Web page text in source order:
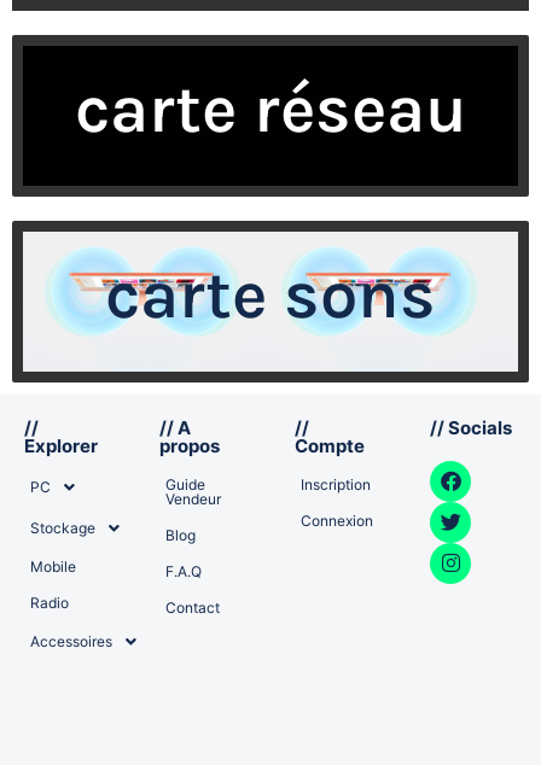
carte réseau
carte sons
//
Explorer
PC
Stockage
Mobile
Radio
Accessoires
// A
propos
Guide
Vendeur
Blog
F.A.Q
Contact
//
Compte
Inscription
Connexion
// Socials